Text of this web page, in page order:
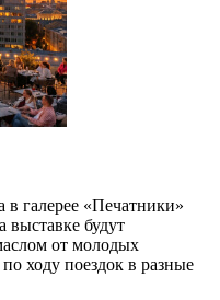
в галерее «Печатники»
выставке будут
от молодых
ходу поездок в разные